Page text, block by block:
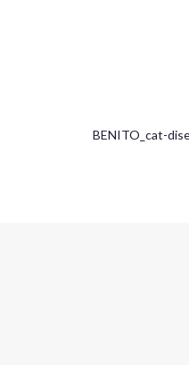
BENITO_cat-